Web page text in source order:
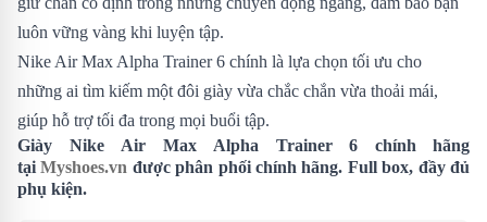
luôn vững vàng khi luyện tập.
Nike Air Max Alpha Trainer 6 chính là lựa chọn tối ưu cho
những ai tìm kiếm một đôi giày vừa chắc chắn vừa thoải mái,
giúp hỗ trợ tối đa trong mọi buổi tập.
Giày Nike Air Max Alpha Trainer 6 chính hãng
tạiMyshoes.vn được phân phối chính hãng. Full box, đầy đủ
phụ kiện.